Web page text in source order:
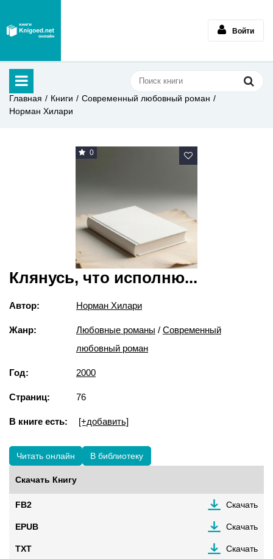
Войти
Главная Книги
Современный любовный роман
Норман Хилари
0
Клянусь, что исполню...
Автор: Норман Хилари
Жанр: Любовные романы / Современный
любовный роман
Год: 2000
Страниц: 76
В книге есть: [+добавить]
Читать онлайн В библиотеку
Скачать Книгу
FB2 Скачать
EPUB Скачать
TXT Скачать